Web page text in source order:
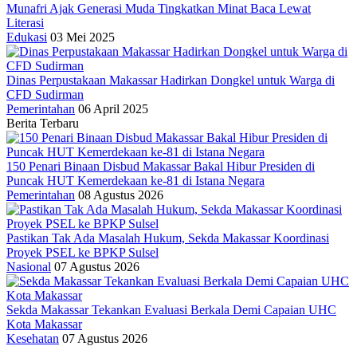
Munafri Ajak Generasi Muda Tingkatkan Minat Baca Lewat
Literasi
Edukasi 03 Mei 2025
Dinas Perpustakaan Makassar Hadirkan Dongkel untuk Warga di
CFD Sudirman
Pemerintahan 06 April 2025
Berita Terbaru
150 Penari Binaan Disbud Makassar Bakal Hibur Presiden di
Puncak HUT Kemerdekaan ke-81 di Istana Negara
Pemerintahan 08 Agustus 2026
Pastikan Tak Ada Masalah Hukum, Sekda Makassar Koordinasi
Proyek PSEL ke BPKP Sulsel
Nasional 07 Agustus 2026
Sekda Makassar Tekankan Evaluasi Berkala Demi Capaian UHC
Kota Makassar
Kesehatan 07 Agustus 2026